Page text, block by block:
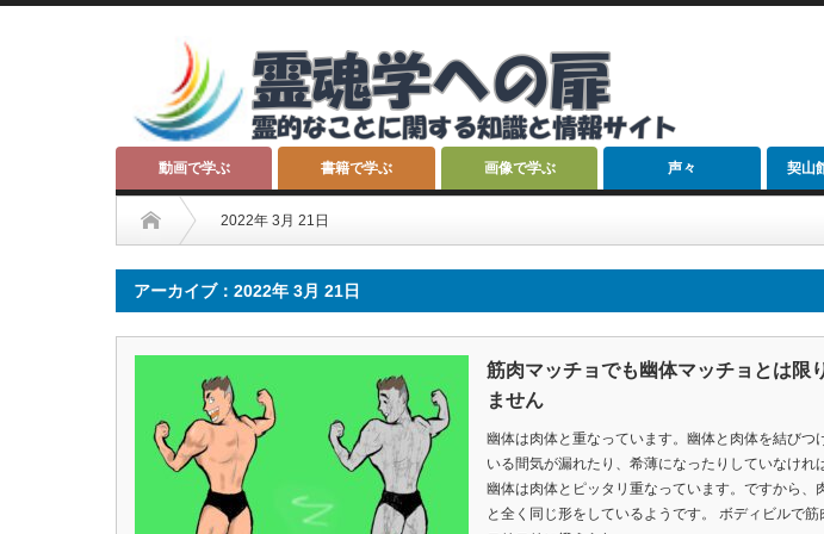
動画で学ぶ 書籍で学ぶ 画像で学ぶ 声々 契山
2022年 3月 21日
アーカイブ：2022年 3月 21日
筋肉マッチョでも幽体マッチョとは限
ません
幽体は肉体と重なっています。幽体と肉体を結びつ
いる間気が漏れたり、希薄になったりしていなけれ
幽体は肉体とピッタリ重なっています。ですから、
と全く同じ形をしているようです。 ボディビルで筋